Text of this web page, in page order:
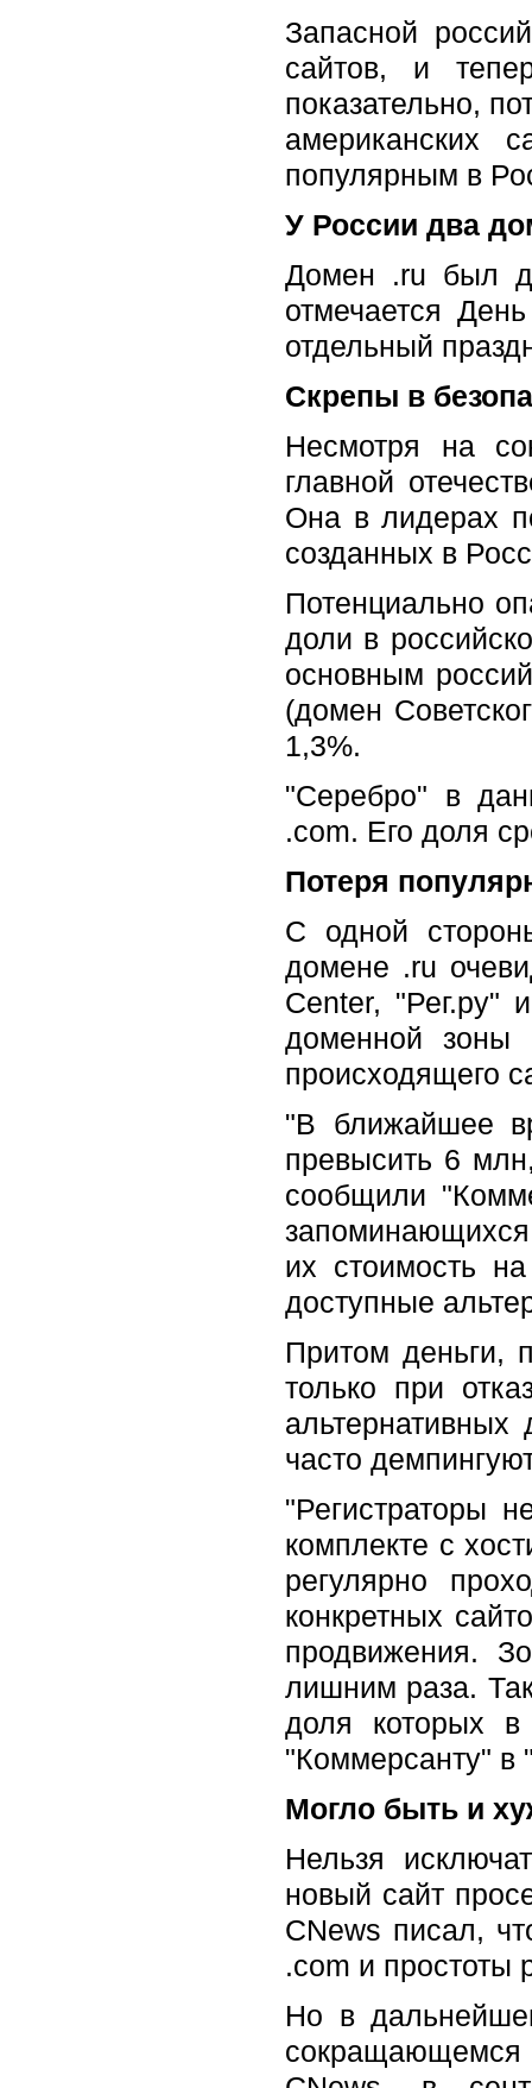
Запасной
сайтов, и
показательно,
американских
популярным в
У России два
Домен .ru был
отмечается
отдельный
Скрепы в
Несмотря на
главной
Она в лидерах
созданных в
Потенциально
доли в
основным
(домен
1,3%.
"Серебро" в
.com. Его доля
Потеря
С одной
домене .ru
Center, "Рег.ру"
доменной зоны
происходящего
"В ближайшее
превысить 6
сообщили
их стоимость
доступные
Притом деньги,
только при
часто
"Регистраторы
комплекте с
регулярно
конкретных
продвижения.
лишним раза.
доля которых
"Коммерсанту" в
Могло быть и
Нельзя
новый сайт
CNews писал,
.com и простоты
Но в
сокращающемся